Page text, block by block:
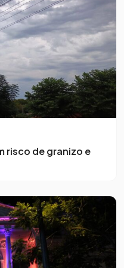
risco de granizo e